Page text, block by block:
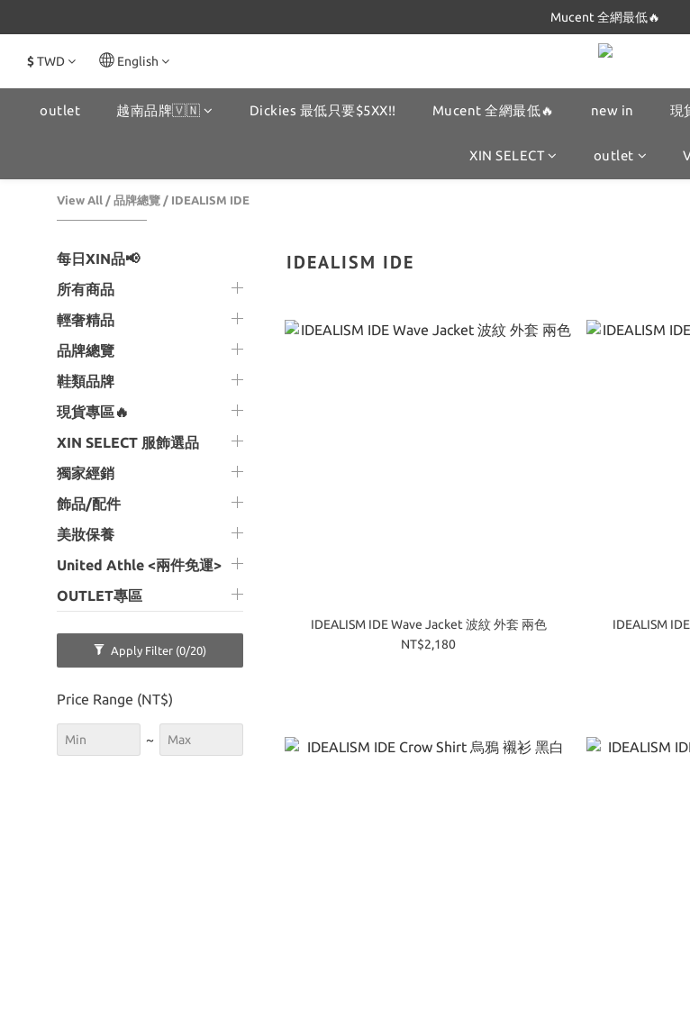
Dickies 最低只要$5XX!!
Dickies 最低只要$5XX!!
$TWD English
outlet 越南品牌🇻🇳 Dickies 最低只要$5XX!! Mucent 全網最低🔥 new in 現
XIN SELECT outlet
View All / 品牌總覽 / IDEALISM IDE
每日XIN品📢
所有商品
輕奢精品
品牌總覽
鞋類品牌
現貨專區🔥
XIN SELECT 服飾選品
獨家經銷
飾品/配件
美妝保養
United Athle <兩件免運>
OUTLET專區
Apply Filter (0/20)
Price Range (NT$)
~
IDEALISM IDE
IDEALISM IDE Wave Jacket 波紋 外套 兩色
NT$2,180
IDEALISM